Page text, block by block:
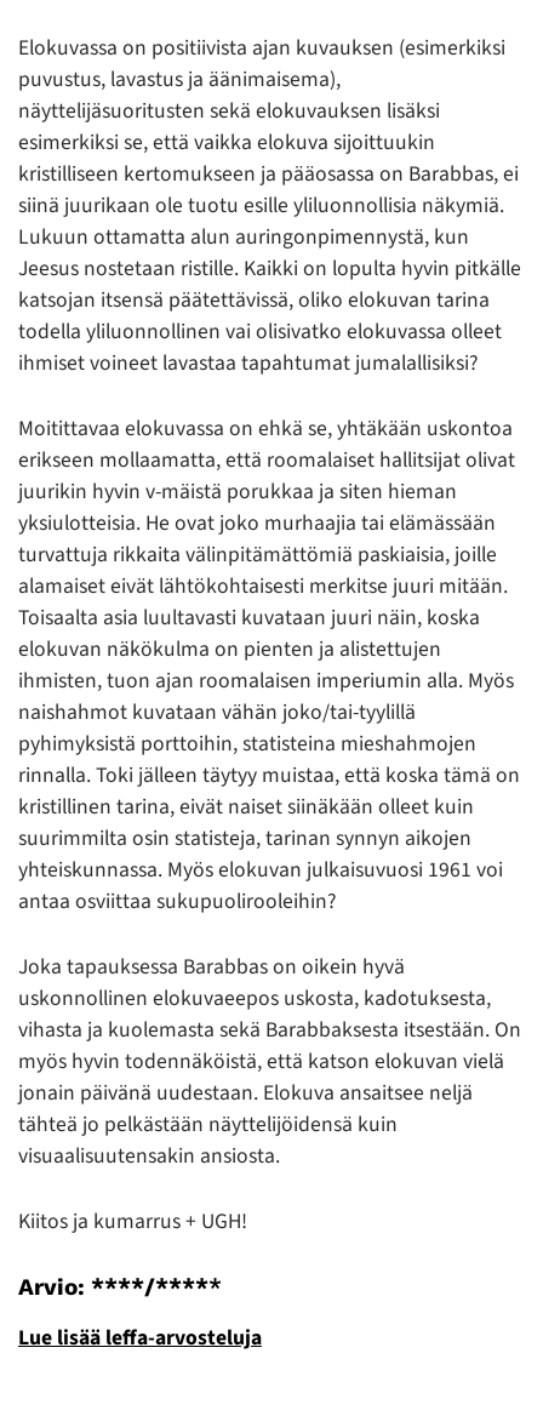
Elokuvassa on positiivista ajan kuvauksen (esimerkiksi
puvustus, lavastus ja äänimaisema),
näyttelijäsuoritusten sekä elokuvauksen lisäksi
esimerkiksi se, että vaikka elokuva sijoittuukin
kristilliseen kertomukseen ja pääosassa on Barabbas, ei
siinä juurikaan ole tuotu esille yliluonnollisia näkymiä.
Lukuun ottamatta alun auringonpimennystä, kun
Jeesus nostetaan ristille. Kaikki on lopulta hyvin pitkälle
katsojan itsensä päätettävissä, oliko elokuvan tarina
todella yliluonnollinen vai olisivatko elokuvassa olleet
ihmiset voineet lavastaa tapahtumat jumalallisiksi?
Moitittavaa elokuvassa on ehkä se, yhtäkään uskontoa
erikseen mollaamatta, että roomalaiset hallitsijat olivat
juurikin hyvin v-mäistä porukkaa ja siten hieman
yksiulotteisia. He ovat joko murhaajia tai elämässään
turvattuja rikkaita välinpitämättömiä paskiaisia, joille
alamaiset eivät lähtökohtaisesti merkitse juuri mitään.
Toisaalta asia luultavasti kuvataan juuri näin, koska
elokuvan näkökulma on pienten ja alistettujen
ihmisten, tuon ajan roomalaisen imperiumin alla. Myös
naishahmot kuvataan vähän joko/tai-tyylillä
pyhimyksistä porttoihin, statisteina mieshahmojen
rinnalla. Toki jälleen täytyy muistaa, että koska tämä on
kristillinen tarina, eivät naiset siinäkään olleet kuin
suurimmilta osin statisteja, tarinan synnyn aikojen
yhteiskunnassa. Myös elokuvan julkaisuvuosi 1961 voi
antaa osviittaa sukupuolirooleihin?
Joka tapauksessa Barabbas on oikein hyvä
uskonnollinen elokuvaeepos uskosta, kadotuksesta,
vihasta ja kuolemasta sekä Barabbaksesta itsestään. On
myös hyvin todennäköistä, että katson elokuvan vielä
jonain päivänä uudestaan. Elokuva ansaitsee neljä
tähteä jo pelkästään näyttelijöidensä kuin
visuaalisuutensakin ansiosta.
Kiitos ja kumarrus + UGH!
Arvio: ****/*****
Lue lisää leffa-arvosteluja